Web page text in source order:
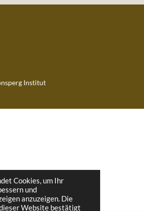
Cookies, um Ihr
und
anzuzeigen. Die
Website bestätigt
Institut